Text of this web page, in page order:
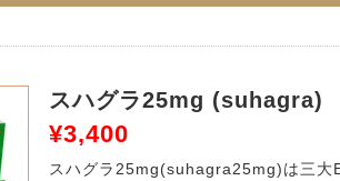
スハグラ25mg (suhagra)
¥3,400
スハグラ25mg(suhagra25mg)は三大